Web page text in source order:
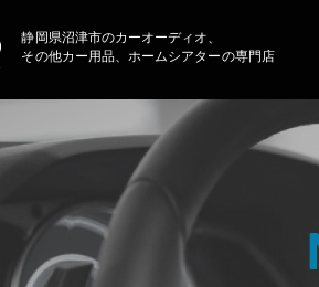
静岡県沼津市のカーオーディオ、
その他カー用品、ホームシアターの専門店